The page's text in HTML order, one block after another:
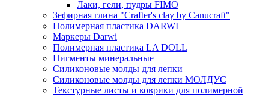
Лаки, гели, пудры FIMO
Зефирная глина "Crafter's clay by Canucraft"
Полимерная пластика DARWI
Маркеры Darwi
Полимерная пластика LA DOLL
Пигменты минеральные
Силиконовые молды для лепки
Силиконовые молды для лепки МОЛДУС
Текстурные листы и коврики для полимерной